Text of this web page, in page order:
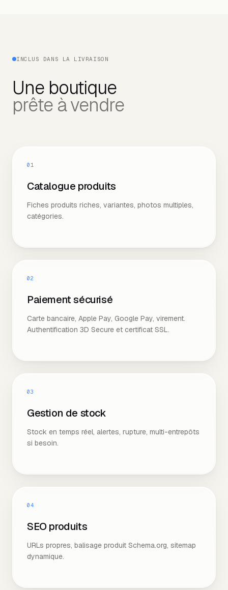
INCLUS DANS LA LIVRAISON
Une boutique
prête à vendre
01
Catalogue produits
Fiches produits riches, variantes, photos multiples,
catégories.
02
Paiement sécurisé
Carte bancaire, Apple Pay, Google Pay, virement.
Authentification 3D Secure et certificat SSL.
03
Gestion de stock
Stock en temps réel, alertes, rupture, multi-entrepôts
si besoin.
04
SEO produits
URLs propres, balisage produit Schema.org, sitemap
dynamique.